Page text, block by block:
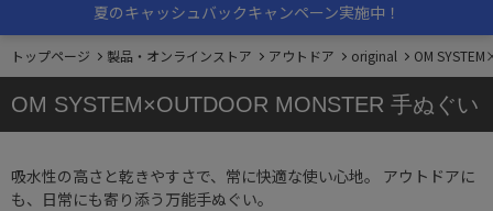
夏のキャッシュバックキャンペーン実施中！
トップページ 製品・オンラインストア アウトドア original OM
OM SYSTEM×OUTDOOR MONSTER 手ぬぐい
吸水性の高さと乾きやすさで、常に快適な使い心地。 アウトドアに
も、日常にも寄り添う万能手ぬぐい。